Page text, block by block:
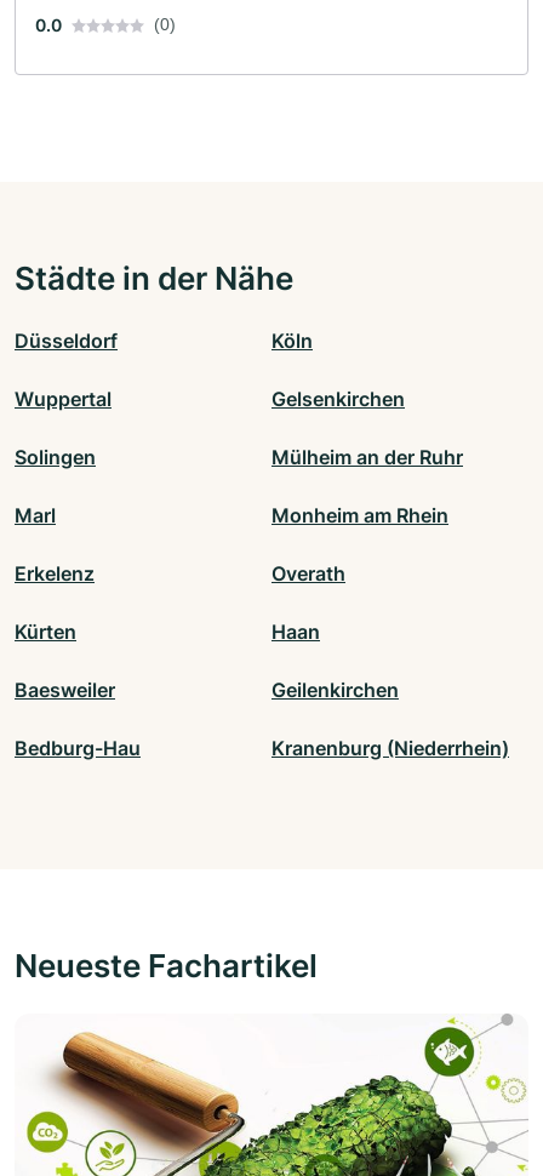
0.0
(0)
Städte in der Nähe
Düsseldorf Köln
Wuppertal Gelsenkirchen
Solingen Mülheim an der Ruhr
Marl Monheim am Rhein
Erkelenz Overath
Kürten Haan
Baesweiler Geilenkirchen
Bedburg-Hau Kranenburg (Niederrhein)
Neueste Fachartikel